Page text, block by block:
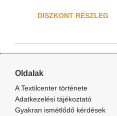
DISZKONT RÉSZLEG
Oldalak
A Textilcenter története
Adatkezelési tájékoztató
Gyakran ismétlődő kérdések